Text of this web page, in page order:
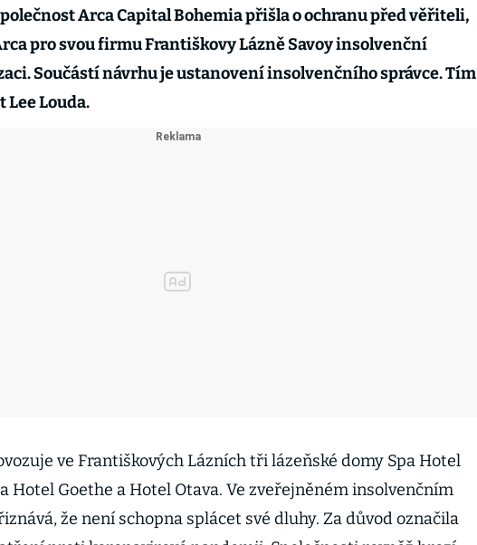
Arca Capital Bohemia přišla o ochranu před věřiteli,
pro svou firmu Františkovy Lázně Savoy insolvenční
Součástí návrhu je ustanovení insolvenčního správce. Tím
Lee Louda.
ve Františkových Lázních tři lázeňské domy Spa Hotel
Hotel Goethe a Hotel Otava. Ve zveřejněném insolvenčním
že není schopna splácet své dluhy. Za důvod označila